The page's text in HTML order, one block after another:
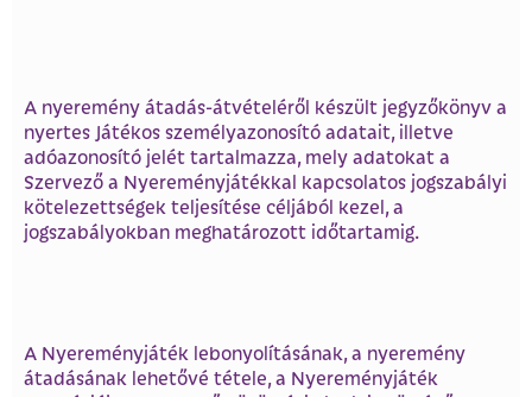
A nyeremény átadás-átvételéről készült jegyzőkönyv a
nyertes Játékos személyazonosító adatait, illetve
adóazonosító jelét tartalmazza, mely adatokat a
Szervező a Nyereményjátékkal kapcsolatos jogszabályi
kötelezettségek teljesítése céljából kezel, a
jogszabályokban meghatározott időtartamig.
A Nyereményjáték lebonyolításának, a nyeremény
átadásának lehetővé tétele, a Nyereményjáték